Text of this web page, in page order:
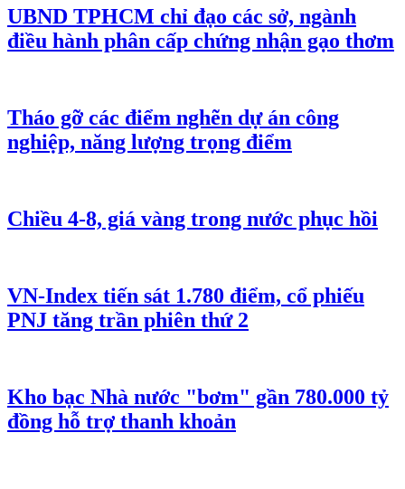
UBND TPHCM chỉ đạo các sở, ngành
điều hành phân cấp chứng nhận gạo thơm
Tháo gỡ các điểm nghẽn dự án công
nghiệp, năng lượng trọng điểm
Chiều 4-8, giá vàng trong nước phục hồi
VN-Index tiến sát 1.780 điểm, cổ phiếu
PNJ tăng trần phiên thứ 2
Kho bạc Nhà nước "bơm" gần 780.000 tỷ
đồng hỗ trợ thanh khoản